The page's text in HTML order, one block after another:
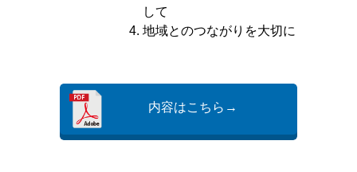
して
地域とのつながりを大切に
内容はこちら→